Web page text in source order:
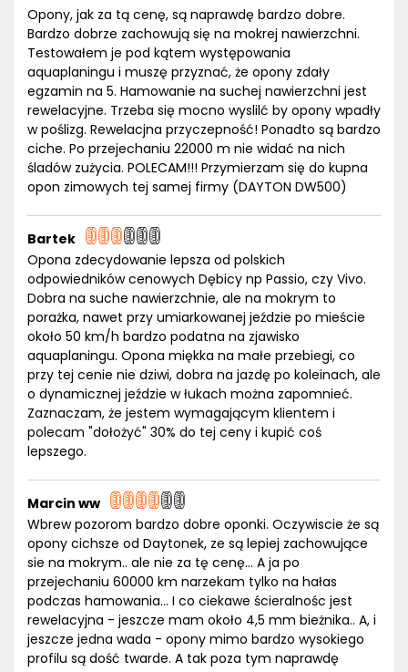
Opony, jak za tą cenę, są naprawdę bardzo dobre.
Bardzo dobrze zachowują się na mokrej nawierzchni.
Testowałem je pod kątem występowania
aquaplaningu i muszę przyznać, że opony zdały
egzamin na 5. Hamowanie na suchej nawierzchni jest
rewelacyjne. Trzeba się mocno wyslilć by opony wpadły
w poślizg. Rewelacjna przyczepność! Ponadto są bardzo
ciche. Po przejechaniu 22000 m nie widać na nich
śladów zużycia. POLECAM!!! Przymierzam się do kupna
opon zimowych tej samej firmy (DAYTON DW500)
Bartek
Opona zdecydowanie lepsza od polskich
odpowiedników cenowych Dębicy np Passio, czy Vivo.
Dobra na suche nawierzchnie, ale na mokrym to
porażka, nawet przy umiarkowanej jeździe po mieście
około 50 km/h bardzo podatna na zjawisko
aquaplaningu. Opona miękka na małe przebiegi, co
przy tej cenie nie dziwi, dobra na jazdę po koleinach, ale
o dynamicznej jeździe w łukach można zapomnieć.
Zaznaczam, że jestem wymagającym klientem i
polecam "dołożyć" 30% do tej ceny i kupić coś
lepszego.
Marcin ww
Wbrew pozorom bardzo dobre oponki. Oczywiscie że są
opony cichsze od Daytonek, ze są lepiej zachowujące
sie na mokrym.. ale nie za tę cenę... A ja po
przejechaniu 60000 km narzekam tylko na hałas
podczas hamowania... I co ciekawe ścieralnośc jest
rewelacyjna - jeszcze mam około 4,5 mm bieżnika.. A, i
jeszcze jedna wada - opony mimo bardzo wysokiego
profilu są dość twarde. A tak poza tym naprawdę